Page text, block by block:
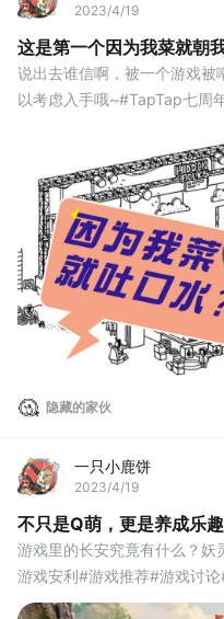
2023/4/19
这是第一个因为我菜就朝
说出去谁信啊，被一个游戏被
以考虑入手哦~#TapTap七周
隐藏的家伙
一只小鹿饼
2023/4/19
不只是Q萌，更是养成乐
游戏里的长安究竟有什么？
游戏安利#游戏推荐#游戏讨